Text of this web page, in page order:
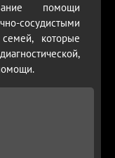
помощи
сосудистыми
которые